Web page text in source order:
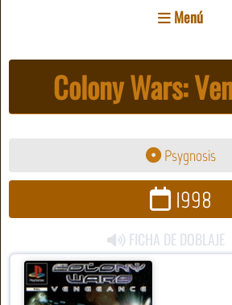
Menú
Colony Wars:
Psygnosis
1998
FICHA DE DOBLAJE